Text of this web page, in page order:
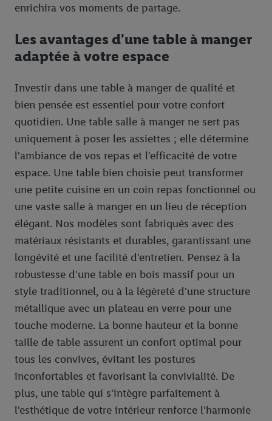
enrichira vos moments de partage.
Les avantages d'une table à manger
adaptée à votre espace
Investir dans une table à manger de qualité et
bien pensée est essentiel pour votre confort
quotidien. Une table salle à manger ne sert pas
uniquement à poser les assiettes ; elle détermine
l'ambiance de vos repas et l'efficacité de votre
espace. Une table bien choisie peut transformer
une petite cuisine en un coin repas fonctionnel ou
une vaste salle à manger en un lieu de réception
élégant. Nos modèles sont fabriqués avec des
matériaux résistants et durables, garantissant une
longévité et une facilité d'entretien. Pensez à la
robustesse d'une table en bois massif pour un
style traditionnel, ou à la légèreté d'une structure
métallique avec un plateau en verre pour une
touche moderne. La bonne hauteur et la bonne
taille de table assurent un confort optimal pour
tous les convives, évitant les postures
inconfortables et favorisant la convivialité. De
plus, une table qui s'intègre parfaitement à
l'esthétique de votre intérieur renforce l'harmonie